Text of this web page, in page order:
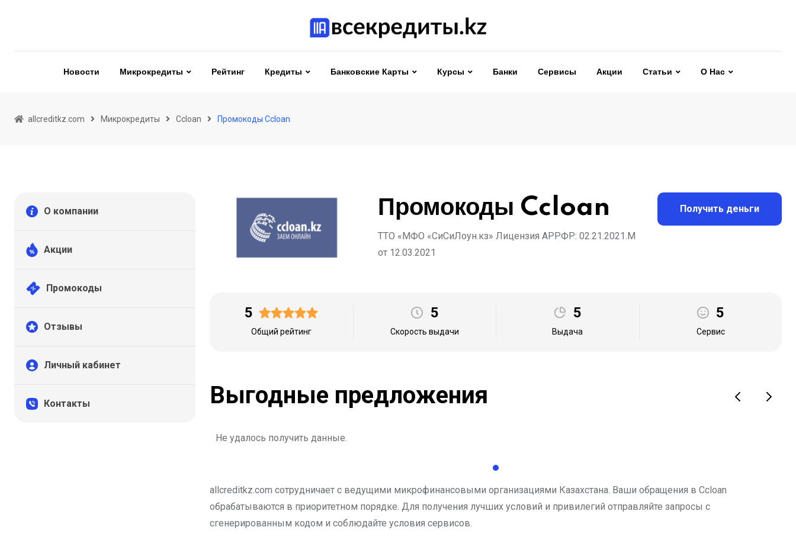
Новости Микрокредиты Рейтинг Кредиты Банковские Карты Курсы Банки Сервисы Акции Статьи О Нас
allcreditkz.com Микрокредиты Ccloan Промокоды Ccloan
О компании
Акции
Промокоды
Отзывы
Личный кабинет
Контакты
Промокоды Ccloan
ТТО «МФО «СиСиЛоун.кз» Лицензия АРРФР: 02.21.2021.M
от 12.03.2021
Получить деньги
5
Общий рейтинг
5
Скорость выдачи
5
Выдача
5
Сервис
Выгодные предложения
Не удалось получить данные.
allcreditkz.com сотрудничает с ведущими микрофинансовыми организациями Казахстана. Ваши обращения в Ccloan
обрабатываются в приоритетном порядке. Для получения лучших условий и привилегий отправляйте запросы с
сгенерированным кодом и соблюдайте условия сервисов.